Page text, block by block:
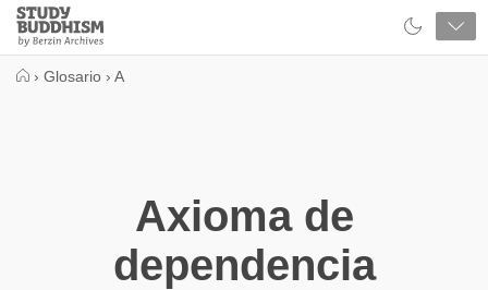
Close
Study
Buddhism
› Glosario › A
Axioma de
dependencia